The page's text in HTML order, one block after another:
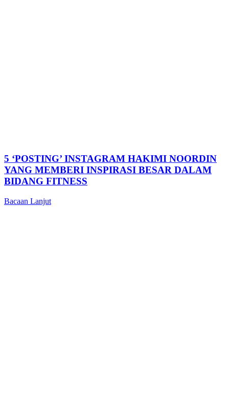
5 ‘POSTING’ INSTAGRAM HAKIMI NOORDIN
YANG MEMBERI INSPIRASI BESAR DALAM
BIDANG FITNESS
Bacaan Lanjut